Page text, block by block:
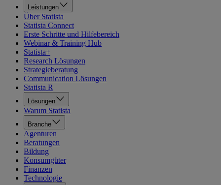
Leistungen
Über Statista
Statista Connect
Erste Schritte und Hilfebereich
Webinar & Training Hub
Statista+
Research Lösungen
Strategieberatung
Communication Lösungen
Statista R
Lösungen
Warum Statista
Branche
Agenturen
Beratungen
Bildung
Konsumgüter
Finanzen
Technologie